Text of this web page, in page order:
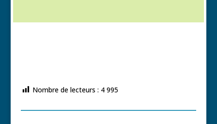
Nombre de lecteurs : 4 995